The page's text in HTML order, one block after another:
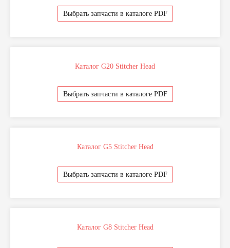
Выбрать запчасти в каталоге PDF
Каталог G20 Stitcher Head
Выбрать запчасти в каталоге PDF
Каталог G5 Stitcher Head
Выбрать запчасти в каталоге PDF
Каталог G8 Stitcher Head